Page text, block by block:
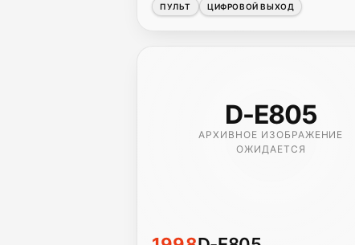
ПУЛЬТ ЦИФРОВОЙ ВЫХОД
D-E805
АРХИВНОЕ ИЗОБРАЖЕНИЕ
ОЖИДАЕТСЯ